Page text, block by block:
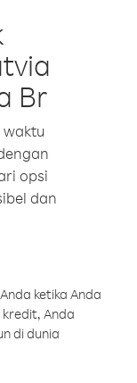
Br
opsi
dan
ketika Anda
Anda
di dunia